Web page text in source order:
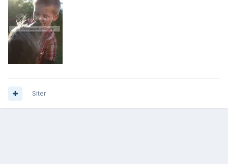
Siter